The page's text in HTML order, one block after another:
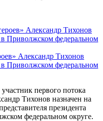
Александр Тихонов
в Приволжском федеральном
первого потока
Тихонов назначен на
президента
федеральном округе.